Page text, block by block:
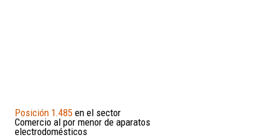
Posición 1.485 en el sector
Comercio al por menor de aparatos
electrodomésticos